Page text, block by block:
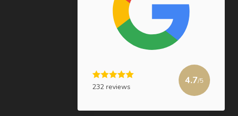
232 reviews
4.7/5